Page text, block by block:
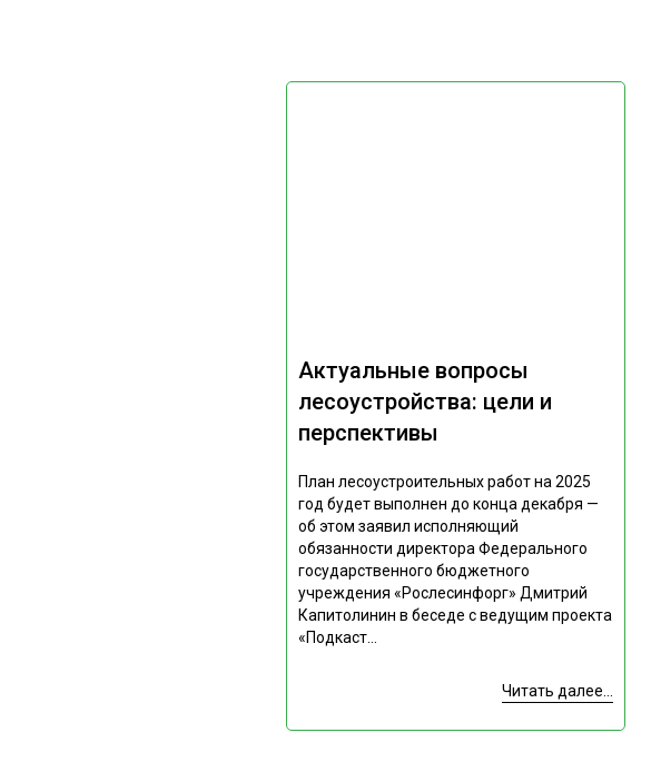
Актуальные вопросы
лесоустройства: цели и
перспективы
План лесоустроительных работ на 2025
год будет выполнен до конца декабря —
об этом заявил исполняющий
обязанности директора Федерального
государственного бюджетного
учреждения «Рослесинфорг» Дмитрий
Капитолинин в беседе с ведущим проекта
«Подкаст...
Читать далее...